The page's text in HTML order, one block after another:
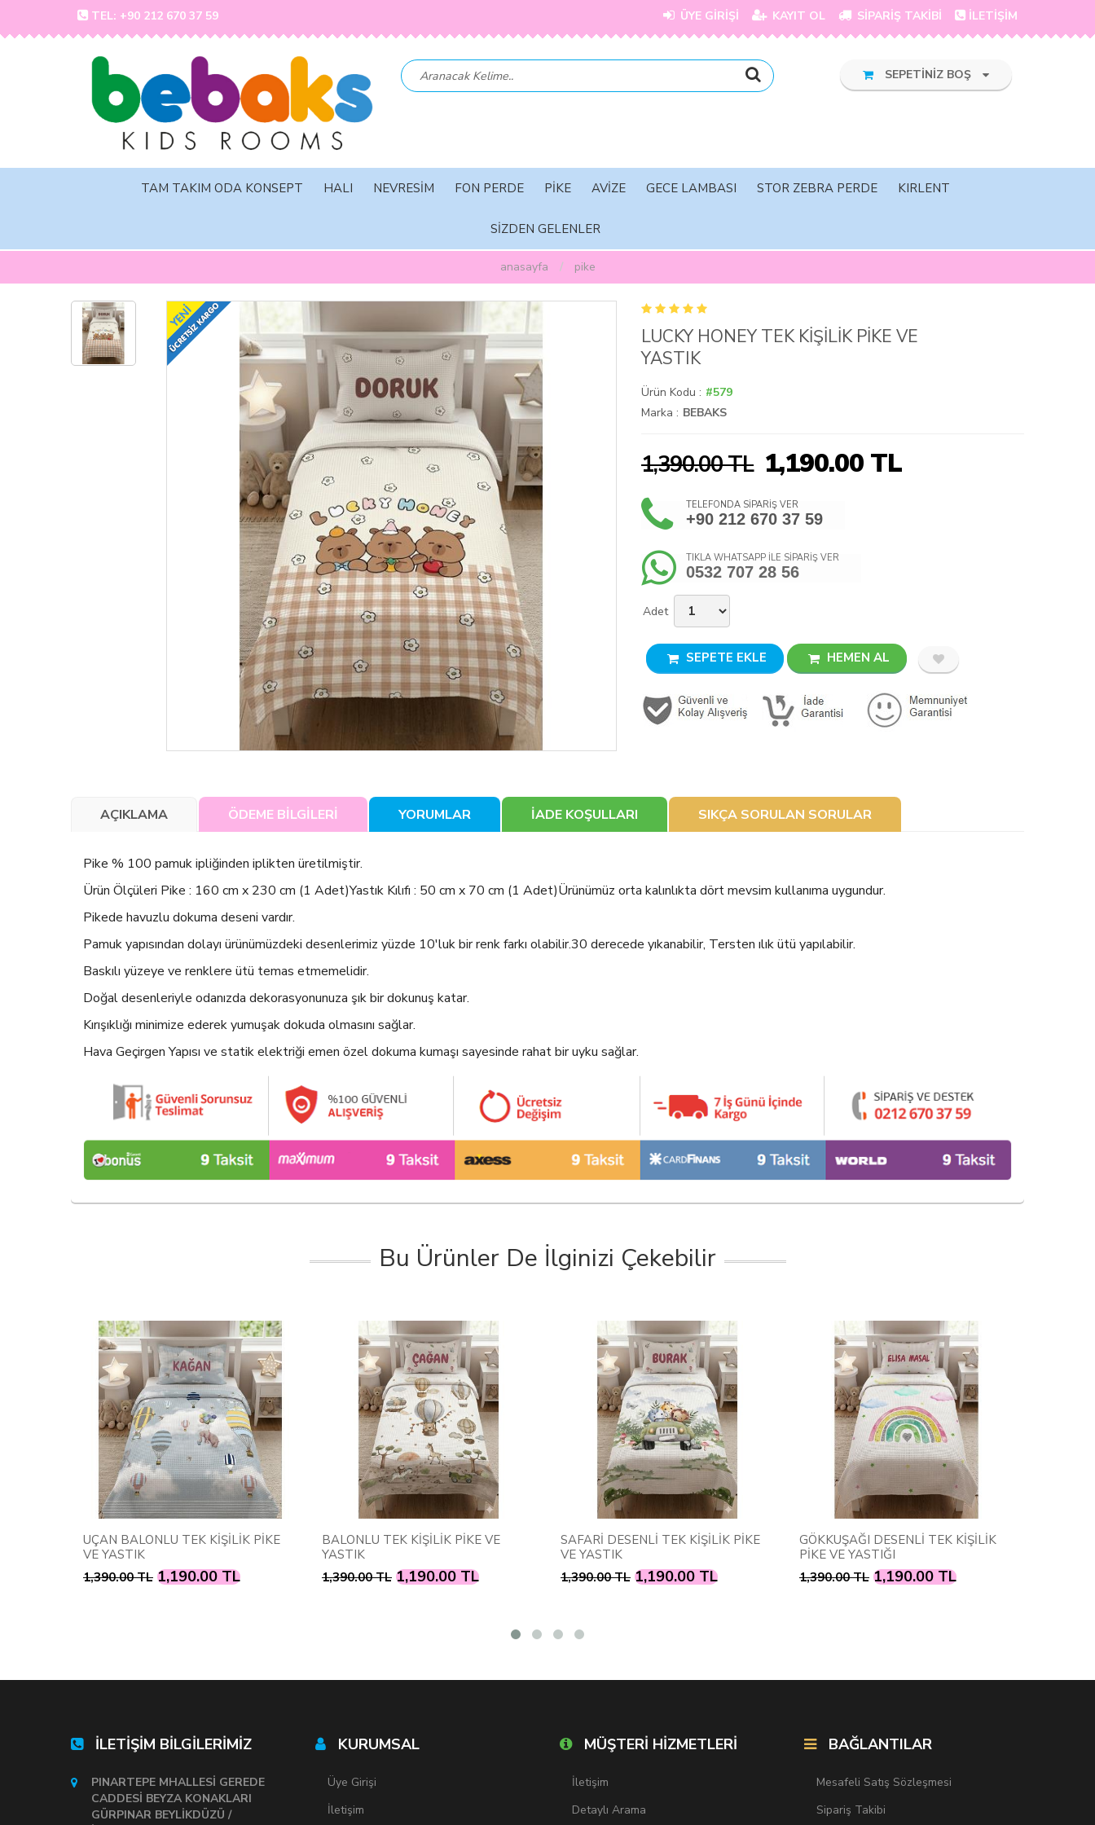
TEL: +90 212 670 37 59 ÜYE GİRİŞİ KAYIT OL SİPARİŞ TAKİBİ İLETİŞİM
SEPETİNİZ BOŞ
TAM TAKIM ODA KONSEPT HALI NEVRESİM FON PERDE PİKE AVİZE GECE LAMBASI STOR ZEBRA PERDE KIRLENT
SİZDEN GELENLER
anasayfa pi̇ke
LUCKY HONEY TEK KİŞİLİK PİKE VE
YASTIK
Ürün Kodu : #579
Marka : BEBAKS
1,390.00 TL 1,190.00 TL
TELEFONDA SİPARİŞ VER
+90 212 670 37 59
TIKLA WHATSAPP İLE SİPARİŞ VER
0532 707 28 56
Adet
SEPETE EKLE HEMEN AL
AÇIKLAMA ÖDEME BİLGİLERİ YORUMLAR İADE KOŞULLARI SIKÇA SORULAN SORULAR
Pike % 100 pamuk ipliğinden iplikten üretilmiştir.
Ürün Ölçüleri Pike : 160 cm x 230 cm (1 Adet)Yastık Kılıfı : 50 cm x 70 cm (1 Adet)Ürünümüz orta kalınlıkta dört mevsim kullanıma uygundur.
Pikede havuzlu dokuma deseni vardır.
Pamuk yapısından dolayı ürünümüzdeki desenlerimiz yüzde 10'luk bir renk farkı olabilir.30 derecede yıkanabilir, Tersten ılık ütü yapılabilir.
Baskılı yüzeye ve renklere ütü temas etmemelidir.
Doğal desenleriyle odanızda dekorasyonunuza şık bir dokunuş katar.
Kırışıklığı minimize ederek yumuşak dokuda olmasını sağlar.
Hava Geçirgen Yapısı ve statik elektriği emen özel dokuma kumaşı sayesinde rahat bir uyku sağlar.
Bu Ürünler De İlginizi Çekebilir
UÇAN BALONLU TEK KİŞİLİK PİKE
VE YASTIK
1,390.00 TL 1,190.00 TL
BALONLU TEK KİŞİLİK PİKE VE
YASTIK
1,390.00 TL 1,190.00 TL
SAFARİ DESENLİ TEK KİŞİLİK PİKE
VE YASTIK
1,390.00 TL 1,190.00 TL
GÖKKUŞAĞI DESENLİ TEK KİŞİLİK
PİKE VE YASTIĞI
1,390.00 TL 1,190.00 TL
İLETİŞİM BİLGİLERİMİZ
PINARTEPE MHALLESİ GEREDE
CADDESİ BEYZA KONAKLARI
GÜRPINAR BEYLİKDÜZÜ /
KURUMSAL
Üye Girişi
İletişim
MÜŞTERİ HİZMETLERİ
İletişim
Detaylı Arama
BAĞLANTILAR
Mesafeli Satış Sözleşmesi
Sipariş Takibi